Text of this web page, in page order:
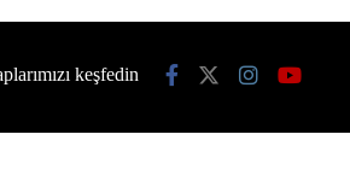
keşfedin